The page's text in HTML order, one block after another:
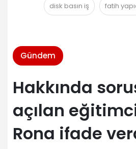
disk basın iş fatih
Gündem
Hakkında
açılan
Rona ifade